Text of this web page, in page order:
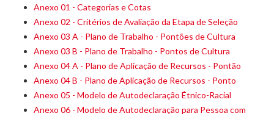
Anexo 01 - Categorias e Cotas
Anexo 02 - Critérios de Avaliação da Etapa de Seleção
Anexo 03 A - Plano de Trabalho - Pontões de Cultura
Anexo 03 B - Plano de Trabalho - Pontos de Cultura
Anexo 04 A - Plano de Aplicação de Recursos - Pontão
Anexo 04 B - Plano de Aplicação de Recursos - Ponto
Anexo 05 - Modelo de Autodeclaração Étnico-Racial
Anexo 06 - Modelo de Autodeclaração para Pessoa com